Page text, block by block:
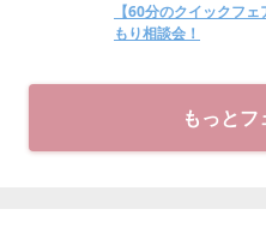
【60分のクイックフ
もり相談会！
もっと